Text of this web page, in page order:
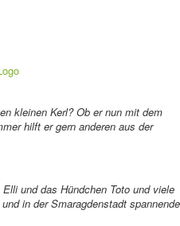
kleinen Kerl? Ob er nun mit dem
hilft er gern anderen aus der
und das Hündchen Toto und viele
in der Smaragdenstadt spannende